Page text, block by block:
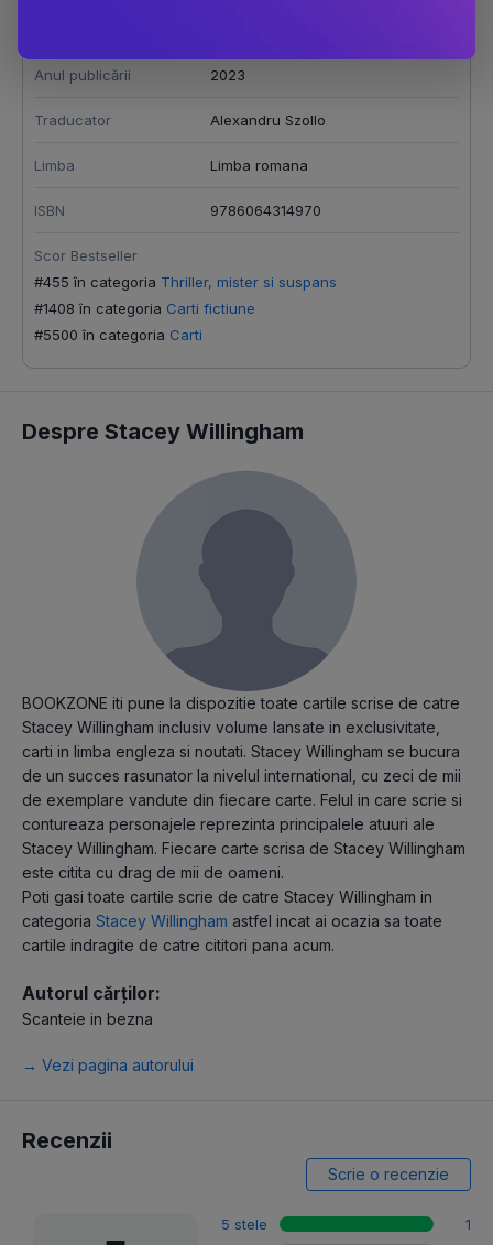
Anul publicării 2023
Traducator Alexandru Szollo
Limba Limba romana
ISBN 9786064314970
Scor Bestseller
#455 în categoria Thriller, mister si suspans
#1408 în categoria Carti fictiune
#5500 în categoria Carti
Despre Stacey Willingham
BOOKZONE iti pune la dispozitie toate cartile scrise de catre
Stacey Willingham inclusiv volume lansate in exclusivitate,
carti in limba engleza si noutati. Stacey Willingham se bucura
de un succes rasunator la nivelul international, cu zeci de mii
de exemplare vandute din fiecare carte. Felul in care scrie si
contureaza personajele reprezinta principalele atuuri ale
Stacey Willingham. Fiecare carte scrisa de Stacey Willingham
este citita cu drag de mii de oameni.
Poti gasi toate cartile scrie de catre Stacey Willingham in
categoria Stacey Willingham astfel incat ai ocazia sa toate
cartile indragite de catre cititori pana acum.
Autorul cărților:
Scanteie in bezna
→ Vezi pagina autorului
Recenzii
Scrie o recenzie
5 stele
1